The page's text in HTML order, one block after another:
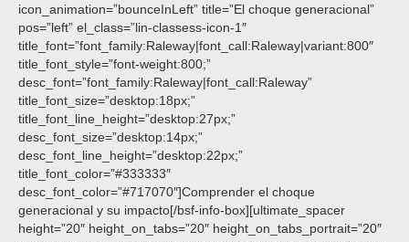
icon_animation=”bounceInLeft” title=”El choque generacional”
pos=”left” el_class=”lin-classess-icon-1″
title_font=”font_family:Raleway|font_call:Raleway|variant:800″
title_font_style=”font-weight:800;”
desc_font=”font_family:Raleway|font_call:Raleway”
title_font_size=”desktop:18px;”
title_font_line_height=”desktop:27px;”
desc_font_size=”desktop:14px;”
desc_font_line_height=”desktop:22px;”
title_font_color=”#333333″
desc_font_color=”#717070″]Comprender el choque
generacional y su impacto[/bsf-info-box][ultimate_spacer
height=”20″ height_on_tabs=”20″ height_on_tabs_portrait=”20″